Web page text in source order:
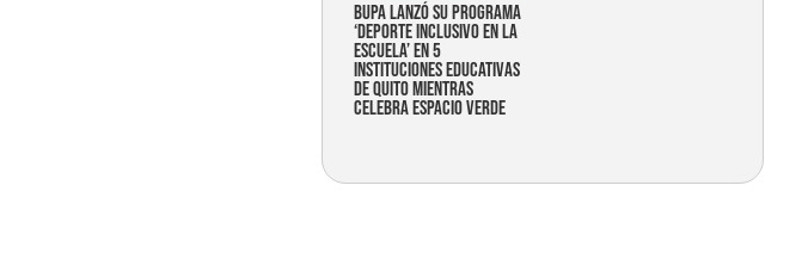
Bupa lanzó su programa
‘Deporte Inclusivo en la
Escuela’ en 5
instituciones educativas
de Quito mientras
celebra espacio verde